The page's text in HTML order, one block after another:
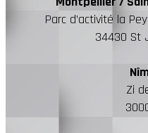
Parc d’activité la
34430 St
Zi